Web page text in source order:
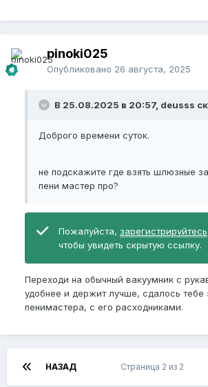
pinoki025
Опубликовано 26 августа, 2025
В 25.08.2025 в 20:57, deusss
Доброго времени суток.
не подскажите где взять шлюзные
пени мастер про?
Пожалуйста, зарегистрируйтесь
чтобы увидеть скрытую ссылку.
Переходи на обычный вакуумник с
удобнее и держит лучше, сдалось тебе
пенимастера, с его расходниками.
НАЗАД Страница 2 из 2